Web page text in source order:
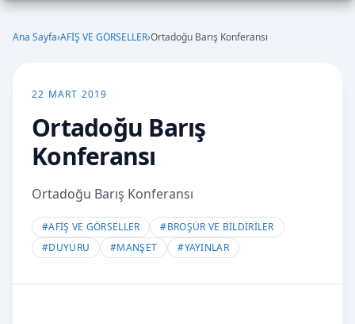
Ana Sayfa›AFİŞ VE GÖRSELLER›Ortadoğu Barış Konferansı
22 MART 2019
Ortadoğu Barış
Konferansı
Ortadoğu Barış Konferansı
#AFİŞ VE GÖRSELLER #BROŞÜR VE BİLDİRİLER
#DUYURU #MANŞET #YAYINLAR